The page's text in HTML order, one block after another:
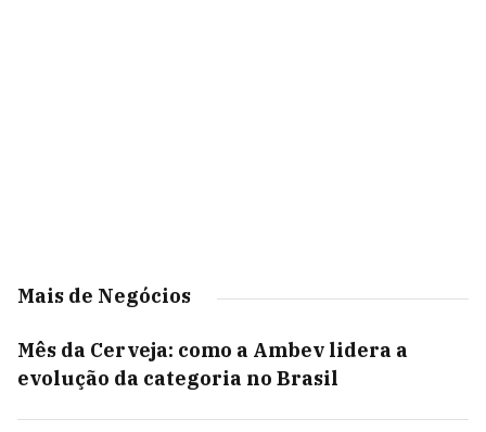
Mais de Negócios
Mês da Cerveja: como a Ambev lidera a
evolução da categoria no Brasil